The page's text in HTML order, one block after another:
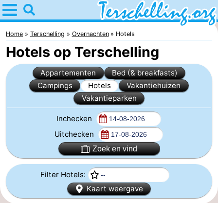
Home
Terschelling
Tips
Voor
Jongeren
Overnachten
Appartementen
Home Terschelling Overnachten Hotels
Hotels op Terschelling
Appartementen
Bed (& breakfasts)
Campings
Hotels
Vakantiehuizen
Vakantieparken
Inchecken
Uitchecken
Zoek en vind
Filter Hotels:
Kaart weergave